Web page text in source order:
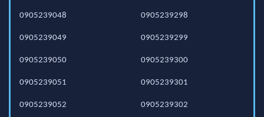
0905239048
0905239049
0905239050
0905239051
0905239052
0905239298
0905239299
0905239300
0905239301
0905239302